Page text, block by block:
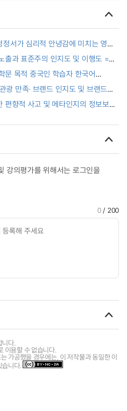
서가 심리적 안녕감에 미치는 영향 :
중심으로
출과 표준주의 인지도 및 이행도 =
Fluids and Awareness and
Precautions among Nurses
문 목적 중국인 학습자 한국어
치는 효과 연구 -경음과의 연계
광 만족· 브랜드 인지도 및 브랜드
Effects of Industrial Tourism
Tourism
편향적 사고 및 메타인지의 정보보호
강의평가를 위해서는 로그인을
0/ 200
니다.
이용할 수 없습니다.
가공했을 경우에는, 이 저작물과 동일한 이
습니다.